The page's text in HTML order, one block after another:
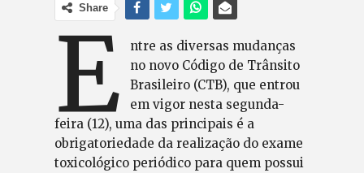
Share
E
ntre as diversas mudanças
no novo Código de Trânsito
Brasileiro (CTB), que entrou
em vigor nesta segunda-
feira (12), uma das principais é a
obrigatoriedade da realização do exame
toxicológico periódico para quem possui